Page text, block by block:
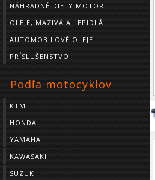
NÁHRADNÉ DIELY MOTOR
OLEJE, MAZIVÁ A LEPIDLÁ
AUTOMOBILOVÉ OLEJE
PRÍSLUŠENSTVO
Podľa motocyklov
KTM
HONDA
YAMAHA
KAWASAKI
SUZUKI